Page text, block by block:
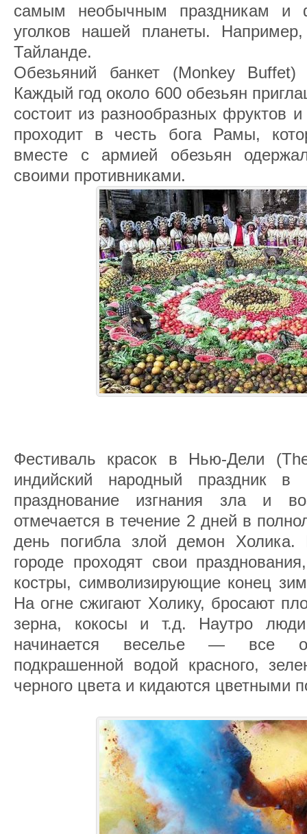
самым необычным праздникам и
уголков нашей планеты.
Тайланде.
Обезьяний банкет (Monkey
Каждый год около 600 обезьян
состоит из разнообразных фруктов
проходит в честь бога Рамы,
вместе с армией обезьян
своими противниками.
Фестиваль красок в Нью-Дели
индийский народный праздник в
празднование изгнания зла и
отмечается в течение 2 дней в
день погибла злой демон
городе проходят свои
костры, символизирующие конец
На огне сжигают Холику, бросают
зерна, кокосы и т.д. Наутро
начинается веселье — все
подкрашенной водой красного,
черного цвета и кидаются цветными